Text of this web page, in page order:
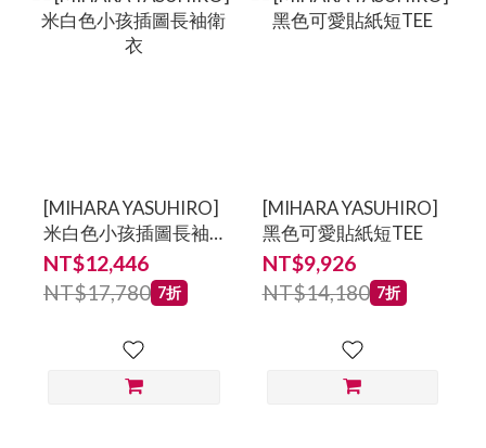
[MIHARA YASUHIRO]
米白色小孩插圖長袖
衛衣
NT$12,446
NT$17,780 7折
[MIHARA YASUHIRO]
黑色可愛貼紙短TEE
NT$9,926
NT$14,180 7折